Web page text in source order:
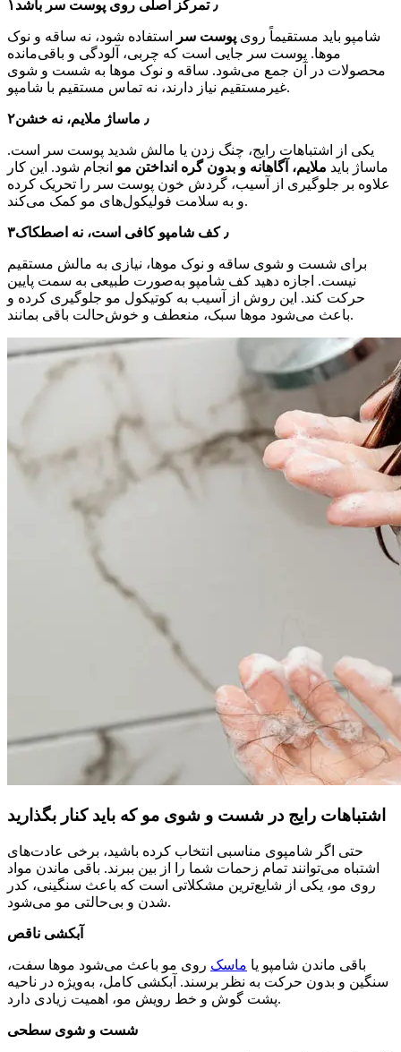
۱٫ تمرکز اصلی روی پوست سر باشد
شامپو باید مستقیماً روی پوست سر
استفاده شود، نه ساقه و نوک
موها. پوست سر جایی است که چربی، آلودگی و باقی‌مانده
محصولات در آن جمع می‌شود. ساقه و نوک موها به شست‌ و شوی
غیرمستقیم نیاز دارند، نه تماس مستقیم با شامپو.
۲٫ ماساژ ملایم، نه خشن
یکی از اشتباهات رایج، چنگ زدن یا مالش شدید پوست سر است.
ماساژ باید ملایم، آگاهانه و بدون گره انداختن مو انجام شود. این کار
علاوه بر جلوگیری از آسیب، گردش خون پوست سر را تحریک کرده
و به سلامت فولیکول‌های مو کمک می‌کند.
۳٫ کف شامپو کافی است، نه اصطکاک
برای شست‌ و شوی ساقه و نوک موها، نیازی به مالش مستقیم
نیست. اجازه دهید کف شامپو به‌صورت طبیعی به سمت پایین
حرکت کند. این روش از آسیب به کوتیکول مو جلوگیری کرده و
باعث می‌شود موها سبک، منعطف و خوش‌حالت باقی بمانند.
اشتباهات رایج در شست‌ و شوی مو که باید کنار بگذارید
حتی اگر شامپوی مناسبی انتخاب کرده باشید، برخی عادت‌های
اشتباه می‌توانند تمام زحمات شما را از بین ببرند. باقی ماندن مواد
روی مو، یکی از شایع‌ترین مشکلاتی است که باعث سنگینی، کدر
شدن و بی‌حالتی مو می‌شود.
آبکشی ناقص
باقی ماندن شامپو یا ماسک روی مو باعث می‌شود موها سفت،
سنگین و بدون حرکت به نظر برسند. آبکشی کامل، به‌ویژه در ناحیه
پشت گوش و خط رویش مو، اهمیت زیادی دارد.
شست‌ و شوی سطحی